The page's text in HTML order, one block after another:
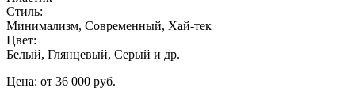
Стиль:
Минимализм, Современный, Хай-тек
Цвет:
Белый, Глянцевый, Серый и др.
Цена: от 36 000 руб.